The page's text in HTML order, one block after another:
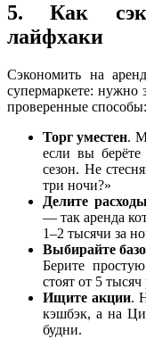
5. Как
лайфхаки
Сэкономить на
супермаркете: нужно
проверенные способы:
Торг уместен.
если вы
сезон. Не
три ночи?»
Делите расходы
— так аренда
1–2 тысячи за
Выбирайте
Берите
стоят от 5
Ищите акции.
кэшбэк, а на
будни.